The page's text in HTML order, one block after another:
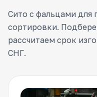
Сито с фальцами
сортировки.
рассчитаем срок
СНГ.